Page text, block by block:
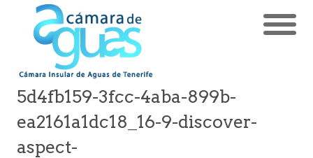
5d4fb159-3fcc-4aba-899b-
ea2161a1dc18_16-9-discover-
aspect-